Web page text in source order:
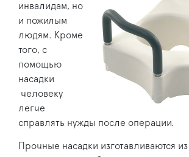
инвалидам, но
и пожилым
людям. Кроме
того, с
помощью
насадки
человеку
легче
справлять нужды после операции.
Прочные насадки изготавливаются из